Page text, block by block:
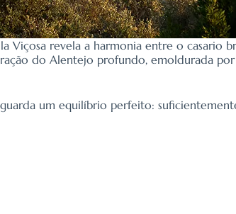
Viçosa revela a harmonia entre o casario
do Alentejo profundo, emoldurada
um equilíbrio perfeito: